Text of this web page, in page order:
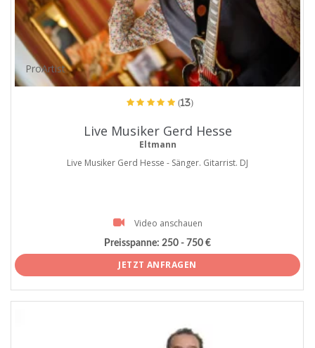
ProArtist
(13)
Live Musiker Gerd Hesse
Eltmann
Live Musiker Gerd Hesse - Sänger. Gitarrist. DJ
Video anschauen
Preisspanne: 250 - 750 €
JETZT ANFRAGEN